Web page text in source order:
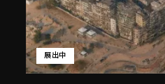
展出中